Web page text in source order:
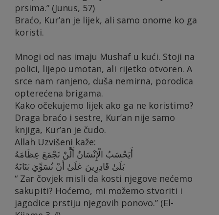
prsima.” (Junus, 57)
Braćo, Kur’an je lijek, ali samo onome ko ga
koristi.
Mnogi od nas imaju Mushaf u kući. Stoji na
polici, lijepo umotan, ali rijetko otvoren. A
srce nam ranjeno, duša nemirna, porodica
opterećena brigama.
Kako očekujemo lijek ako ga ne koristimo?
Draga braćo i sestre, Kur’an nije samo
knjiga, Kur’an je čudo.
Allah Uzvišeni kaže:
أَيَحْسَبُ الْإِنْسَانُ أَلَّنْ نَجْمَعَ عِظَامَهُ
بَلَىٰ قَادِرِينَ عَلَىٰ أَنْ نُسَوِّيَ بَنَانَهُ
“ Zar čovjek misli da kosti njegove nećemo
sakupiti? Hoćemo, mi možemo stvoriti i
jagodice prstiju njegovih ponovo.” (El-